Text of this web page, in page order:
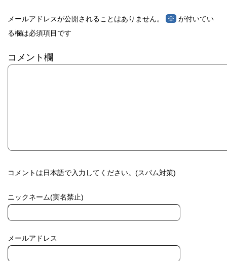
メールアドレスが公開されることはありません。 ※ が付いてい
る欄は必須項目です
コメント欄
コメントは日本語で入力してください。(スパム対策)
ニックネーム(実名禁止)
メールアドレス